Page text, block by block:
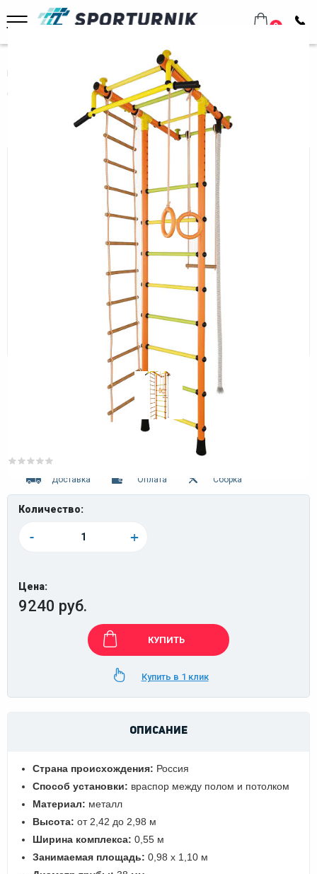
0
Главная Домашнее оборудование
Шведские стенки
Для всей семьи
Спортивный комплекс Маугли 02-03 оранжевый
Спортивный комплекс Маугли 02-
03 оранжевый
Доставка Оплата Сборка
Количество:
- +
Цена:
9240 руб.
КУПИТЬ
Купить в 1 клик
ОПИСАНИЕ
Страна происхождения: Россия
Способ установки: враспор между полом и потолком
Материал: металл
Высота: от 2,42 до 2,98 м
Ширина комплекса: 0,55 м
Занимаемая площадь: 0,98 х 1,10 м